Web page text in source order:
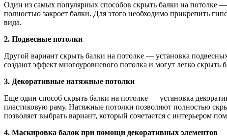
Один из самых популярных способов скрыть балки на потолке
полностью закроет балки. Для этого необходимо прикрепить
вида.
2. Подвесные потолки
Другой вариант скрыть балки на потолке — установка
создают эффект многоуровневого потолка и могут легко
3. Декоративные натяжные потолки
Еще один способ скрыть балки на потолке — установка
пластиковую раму. Натяжные потолки позволяют полностью
позволяет выбрать вариант, который сочетается с интерьером
4. Маскировка балок при помощи декоративных элементов